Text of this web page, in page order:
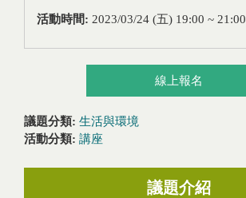
活動時間: 2023/03/24 (五) 19:00 ~ 21:00
線上報名
議題分類: 生活與環境
活動分類: 講座
議題介紹